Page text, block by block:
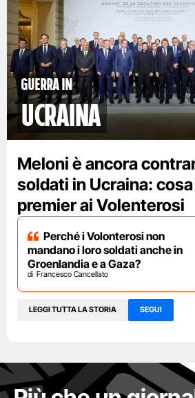
Guerra in
Ucraina
Meloni è ancora
soldati in Ucraina:
premier ai Volenterosi
Perché i Volonterosi non
mandano i loro soldati anche in
Groenlandia e a Gaza?
Francesco Cancellato
LEGGI TUTTA LA STORIA SEGUI